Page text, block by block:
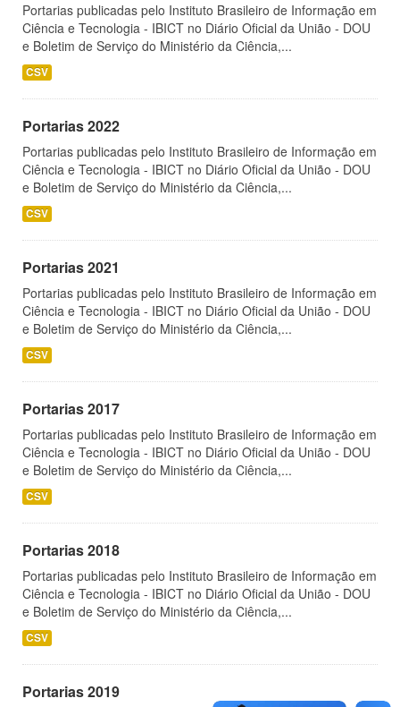
Portarias publicadas pelo Instituto Brasileiro de Informação em
Ciência e Tecnologia - IBICT no Diário Oficial da União - DOU
e Boletim de Serviço do Ministério da Ciência,...
CSV
Portarias 2022
Portarias publicadas pelo Instituto Brasileiro de Informação em
Ciência e Tecnologia - IBICT no Diário Oficial da União - DOU
e Boletim de Serviço do Ministério da Ciência,...
CSV
Portarias 2021
Portarias publicadas pelo Instituto Brasileiro de Informação em
Ciência e Tecnologia - IBICT no Diário Oficial da União - DOU
e Boletim de Serviço do Ministério da Ciência,...
CSV
Portarias 2017
Portarias publicadas pelo Instituto Brasileiro de Informação em
Ciência e Tecnologia - IBICT no Diário Oficial da União - DOU
e Boletim de Serviço do Ministério da Ciência,...
CSV
Portarias 2018
Portarias publicadas pelo Instituto Brasileiro de Informação em
Ciência e Tecnologia - IBICT no Diário Oficial da União - DOU
e Boletim de Serviço do Ministério da Ciência,...
CSV
Portarias 2019